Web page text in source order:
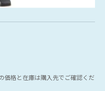
価格と在庫は購入先でご確認くだ